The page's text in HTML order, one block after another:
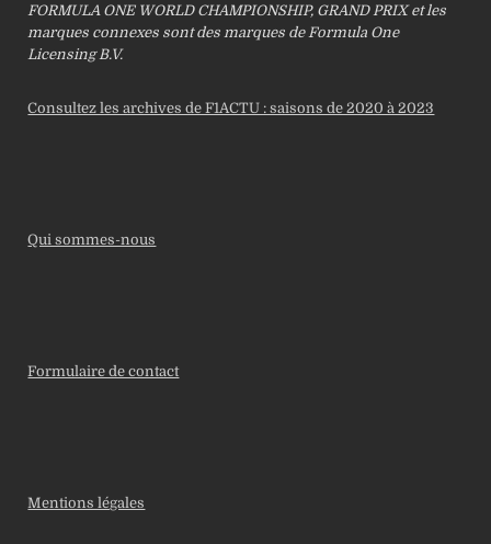
FORMULA ONE WORLD CHAMPIONSHIP, GRAND PRIX et les
marques connexes sont des marques de Formula One
Licensing B.V.
Consultez les archives de F1ACTU : saisons de 2020 à 2023
Qui sommes-nous
Formulaire de contact
Mentions légales